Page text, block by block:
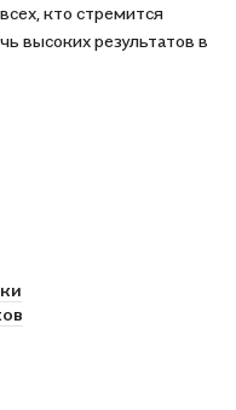
кто стремится
высоких результатов в